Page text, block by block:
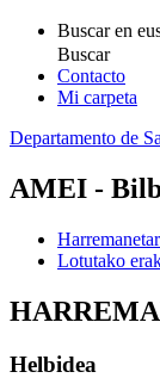
Buscar en
Buscar
Contacto
Mi carpeta
Departamento de
AMEI -
Lotutako
Helbidea